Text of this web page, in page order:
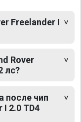
Freelander I
Rover
лс?
после чип
I 2.0 TD4